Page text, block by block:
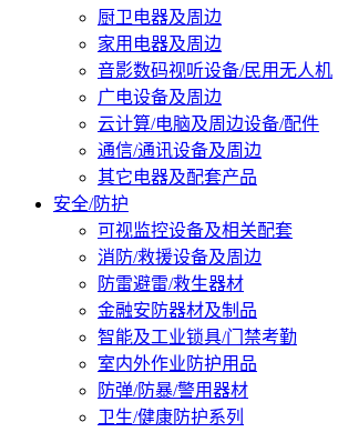
厨卫电器及周边
家用电器及周边
音影数码视听设备/民用无人机
广电设备及周边
云计算/电脑及周边设备/配件
通信/通讯设备及周边
其它电器及配套产品
安全/防护
可视监控设备及相关配套
消防/救援设备及周边
防雷避雷/救生器材
金融安防器材及制品
智能及工业锁具/门禁考勤
室内外作业防护用品
防弹/防暴/警用器材
卫生/健康防护系列